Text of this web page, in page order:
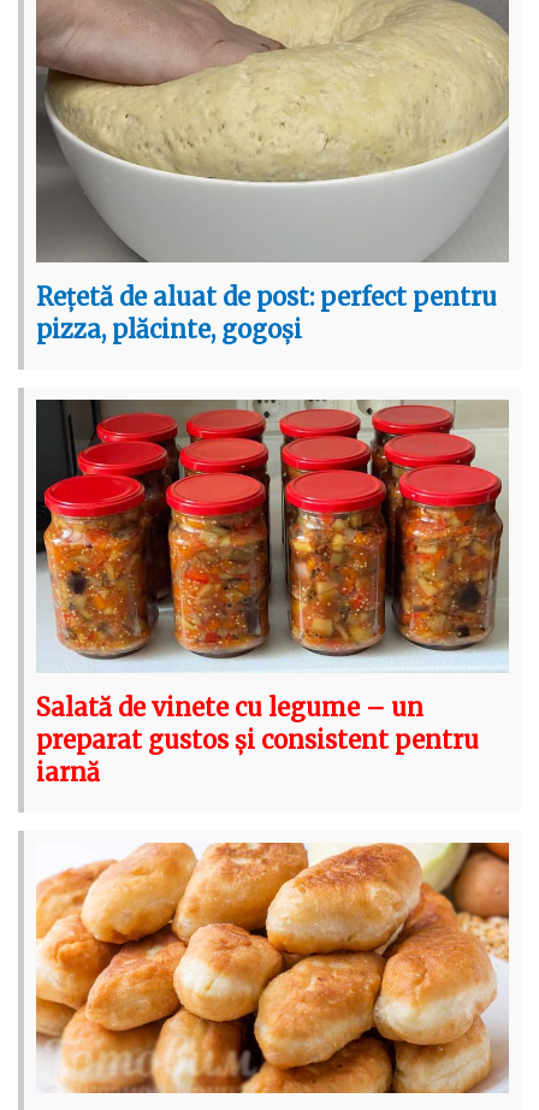
Rețetă de aluat de post: perfect pentru
pizza, plăcinte, gogoși
Salată de vinete cu legume – un
preparat gustos și consistent pentru
iarnă